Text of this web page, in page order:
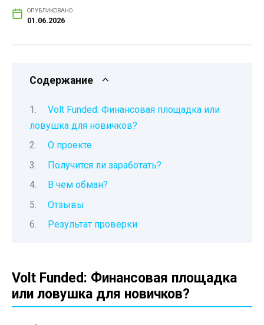
ОПУБЛИКОВАНО
01.06.2026
Содержание
Volt Funded: Финансовая площадка или
ловушка для новичков?
О проекте
Получится ли заработать?
В чем обман?
Отзывы
Результат проверки
Volt Funded: Финансовая площадка
или ловушка для новичков?